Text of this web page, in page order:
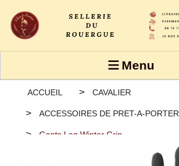
Menu
ACCUEIL CAVALIER
ACCESSOIRES DE PRET-A-PORTER
Gants Lag Winter Grip